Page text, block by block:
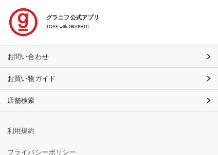
グラニフ公式アプリ
LOVE with GRAPHIC
お問い合わせ
お買い物ガイド
店舗検索
利用規約
プライバシーポリシー